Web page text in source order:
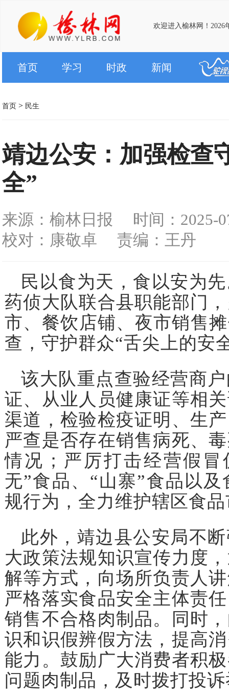
欢迎进入榆林网！2026
首页 学习 时政 新闻
首页 > 民生
靖边公安：加强检查
全”
来源：榆林日报
时间：2025-
校对：康敬卓
责编：王丹
民以食为天，食以安为
药侦大队联合县职能部门
市、餐饮店铺、夜市销售
查，守护群众“舌尖上的安
该大队重点查验经营商
证、从业人员健康证等相
渠道，检验检疫证明、生
严查是否存在销售病死、
情况；严厉打击经营假
无”食品、“山寨”食品以
规行为，全力维护辖区食
此外，靖边县公安局不
大政策法规知识宣传力度
解等方式，向场所负责人
严格落实食品安全主体责
销售不合格肉制品。同时
识和识假辨假方法，提高
能力。鼓励广大消费者积
问题肉制品，及时拨打投